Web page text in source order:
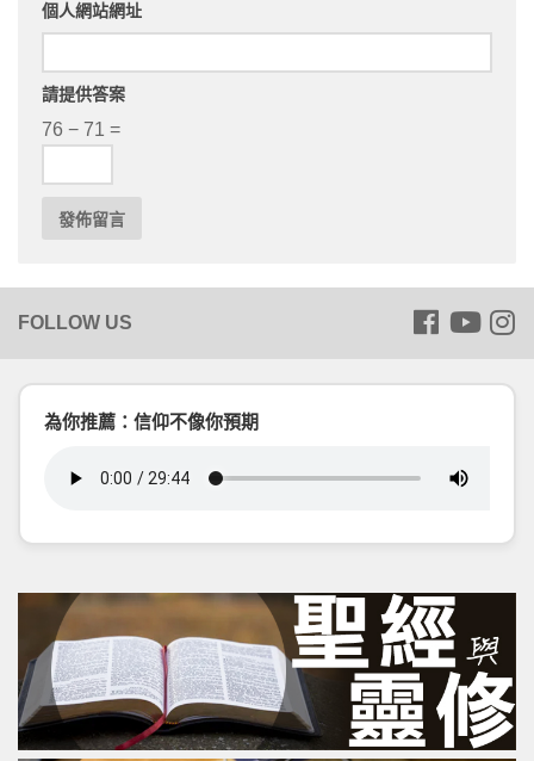
個人網站網址
請提供答案
76 − 71 =
為你推薦：信仰不像你預期